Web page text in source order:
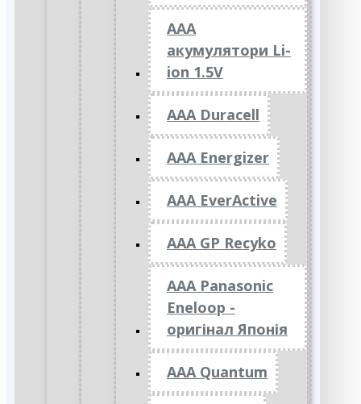
ААА
акумулятори Li-
ion 1.5V
AAA Duracell
AAA Energizer
AAA EverActive
AAA GP Recyko
AAA Panasonic
Eneloop -
оригінал Японія
AAA Quantum